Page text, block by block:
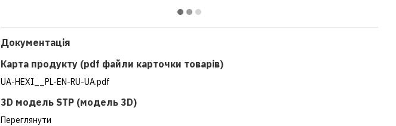
Документація
Карта продукту (pdf файли карточки товарів)
UA-HEXI__PL-EN-RU-UA.pdf
3D модель STP (модель 3D)
Переглянути